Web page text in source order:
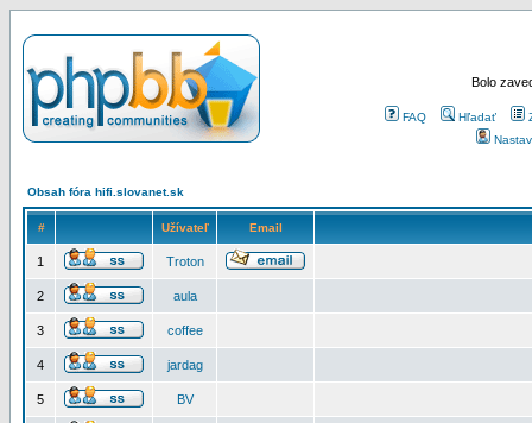
Bolo
FAQ Hľadať
Obsah fóra hifi.slovanet.sk
# Užívateľ Email
1 Troton
2 aula
3 coffee
4 jardag
5 BV